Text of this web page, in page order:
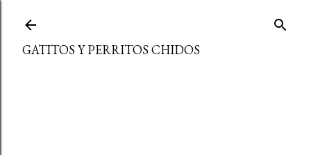
GATITOS Y PERRITOS CHIDOS